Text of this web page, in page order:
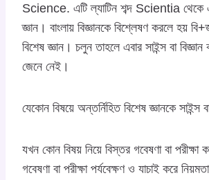
Science. এটি ল্যাটিন শব্দ Scientia থেকে
জ্ঞান। বাংলায় বিজ্ঞানকে বিশ্লেষণ করলে হয়
বিশেষ জ্ঞান। চলুন তাহলে এবার সাইন্স বা
জেনে নেই।
যেকোন বিষয়ে অন্তর্নিহিত বিশেষ জ্ঞানকে সাইন্স
যখন কোন বিষয় নিয়ে বিস্তর গবেষণা বা পরীক্ষা
গবেষণা বা পরীক্ষা পর্যবেক্ষণ ও যাচাই করে